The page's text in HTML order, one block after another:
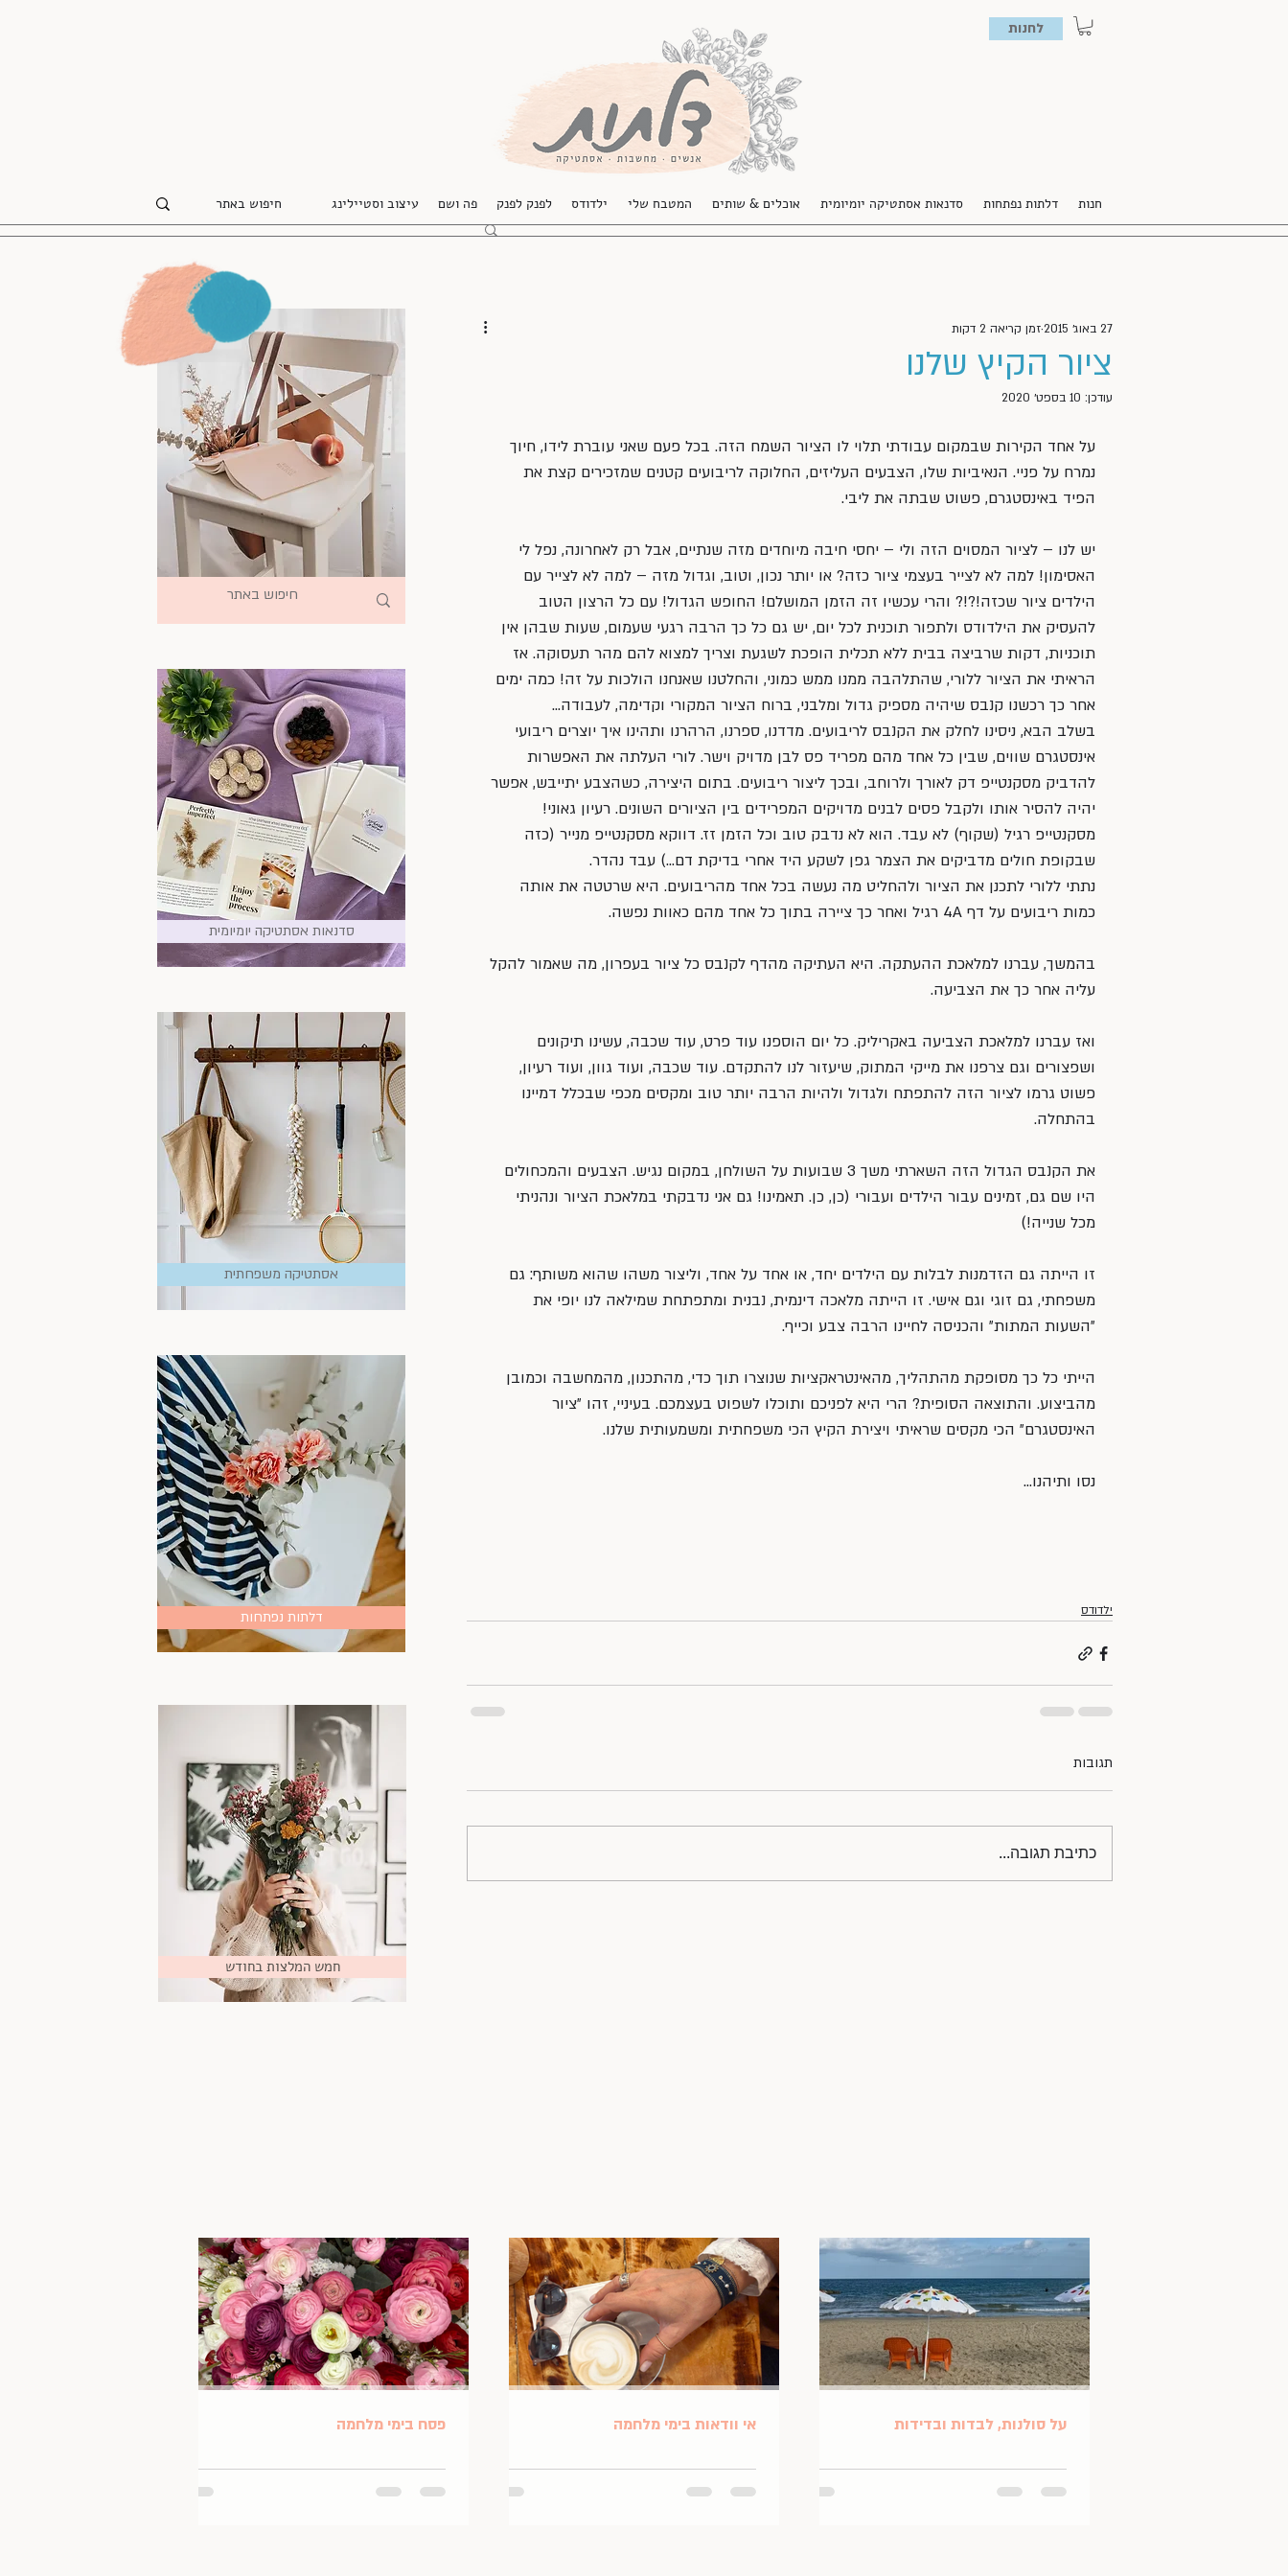
לחנות
חנות דלתות נפתחות סדנאות אסתטיקה יומיומית אוכלים & שותים המטבח שלי ילדודס לפנק לפנק פה ושם עיצוב וסטיילינג
ציור הקיץ שלנו
27 באוג׳ 2015 זמן קריאה 2 דקות
עודכן: 10 בספט׳ 2020
על אחד הקירות שבמקום עבודתי תלוי לו הציור השמח הזה. בכל פעם שאני עוברת לידו, חיוך
נמרח על פניי. הנאיביות שלו, הצבעים העליזים, החלוקה לריבועים קטנים שמזכירים קצת את
הפיד באינסטגרם, פשוט שבתה את ליבי.
יש לנו – לציור המסוים הזה ולי – יחסי חיבה מיוחדים מזה שנתיים, אבל רק לאחרונה, נפל לי
האסימון! למה לא לצייר בעצמי ציור כזה? או יותר נכון, וטוב, וגדול מזה – למה לא לצייר עם
הילדים ציור שכזה!?!? והרי עכשיו זה הזמן המושלם! החופש הגדול! עם כל הרצון הטוב
להעסיק את הילדודס ולתפור תוכנית לכל יום, יש גם כל כך הרבה רגעי שעמום, שעות שבהן אין
תוכניות, דקות שרביצה בבית ללא תכלית הופכת לשגעת וצריך למצוא להם מהר תעסוקה. אז
הראיתי את הציור ללורי, שהתלהבה ממנו ממש כמוני, והחלטנו שאנחנו הולכות על זה! כמה ימים
אחר כך רכשנו קנבס שיהיה מספיק גדול ומלבני, ברוח הציור המקורי וקדימה, לעבודה…
בשלב הבא, ניסינו לחלק את הקנבס לריבועים. מדדנו, ספרנו, הרהרנו ותהינו איך יוצרים ריבועי
אינסטגרם שווים, שבין כל אחד מהם מפריד פס לבן מדויק וישר. לורי העלתה את האפשרות
להדביק מסקנטייפ דק לאורך ולרוחב, ובכך ליצור ריבועים. בתום היצירה, כשהצבע יתייבש, אפשר
יהיה להסיר אותו ולקבל פסים לבנים מדויקים המפרידים בין הציורים השונים. רעיון גאוני!
מסקנטייפ רגיל (שקוף) לא עבד. הוא לא נדבק טוב וכל הזמן זז. דווקא מסקנטייפ מנייר (כזה
שבקופת חולים מדביקים את הצמר גפן לשקע היד אחרי בדיקת דם…) עבד נהדר.
נתתי ללורי לתכנן את הציור ולהחליט מה נעשה בכל אחד מהריבועים. היא שרטטה את אותה
כמות ריבועים על דף 4A רגיל ואחר כך ציירה בתוך כל אחד מהם כאוות נפשה.
בהמשך, עברנו למלאכת ההעתקה. היא העתיקה מהדף לקנבס כל ציור בעפרון, מה שאמור להקל
עליה אחר כך את הצביעה.
ואז עברנו למלאכת הצביעה באקריליק. כל יום הוספנו עוד פרט, עוד שכבה, עשינו תיקונים
ושפצורים וגם צרפנו את מייקי המתוק, שיעזור לנו להתקדם. עוד שכבה, ועוד גוון, ועוד רעיון,
פשוט גרמו לציור הזה להתפתח ולגדול ולהיות הרבה יותר טוב ומקסים מכפי שבכלל דמיינו
בהתחלה.
את הקנבס הגדול הזה השארתי משך 3 שבועות על השולחן, במקום נגיש. הצבעים והמכחולים
היו שם גם, זמינים עבור הילדים ועבורי (כן, כן. תאמינו! גם אני נדבקתי במלאכת הציור ונהניתי
מכל שנייה!)
זו הייתה גם הזדמנות לבלות עם הילדים יחד, או אחד על אחד, וליצור משהו שהוא משותף: גם
משפחתי, גם זוגי וגם אישי. זו הייתה מלאכה דינמית, נבנית ומתפתחת שמילאה לנו יופי את
״השעות המתות״ והכניסה לחיינו הרבה צבע וכייף.
הייתי כל כך מסופקת מהתהליך, מהאינטראקציות שנוצרו תוך כדי, מהתכנון, מהמחשבה וכמובן
מהביצוע. והתוצאה הסופית? הרי היא לפניכם ותוכלו לשפוט בעצמכם. בעיניי, זהו ״ציור
האינסטגרם״ הכי מקסים שראיתי ויצירת הקיץ הכי משפחתית ומשמעותית שלנו.
נסו ותיהנו…
ילדודס
תגובות
כתיבת תגובה...
סדנאות אסתטיקה יומיומית
אסתטיקה משפחתית
דלתות נפתחות
חמש המלצות בחודש
על סולנות, לבדות ובדידות אי וודאות בימי מלחמה פסח בימי מלחמה